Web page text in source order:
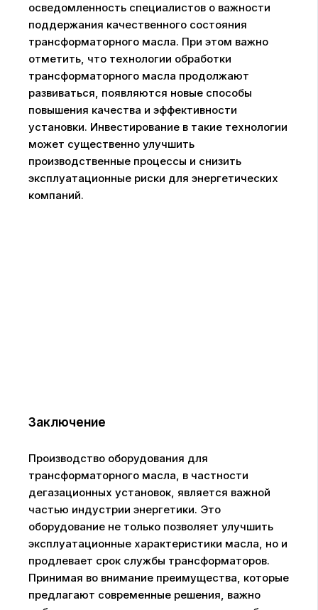
осведомленность специалистов о важности
поддержания качественного состояния
трансформаторного масла. При этом важно
отметить, что технологии обработки
трансформаторного масла продолжают
развиваться, появляются новые способы
повышения качества и эффективности
установки. Инвестирование в такие технологии
может существенно улучшить
производственные процессы и снизить
эксплуатационные риски для энергетических
компаний.
Заключение
Производство оборудования для
трансформаторного масла, в частности
дегазационных установок, является важной
частью индустрии энергетики. Это
оборудование не только позволяет улучшить
эксплуатационные характеристики масла, но и
продлевает срок службы трансформаторов.
Принимая во внимание преимущества, которые
предлагают современные решения, важно